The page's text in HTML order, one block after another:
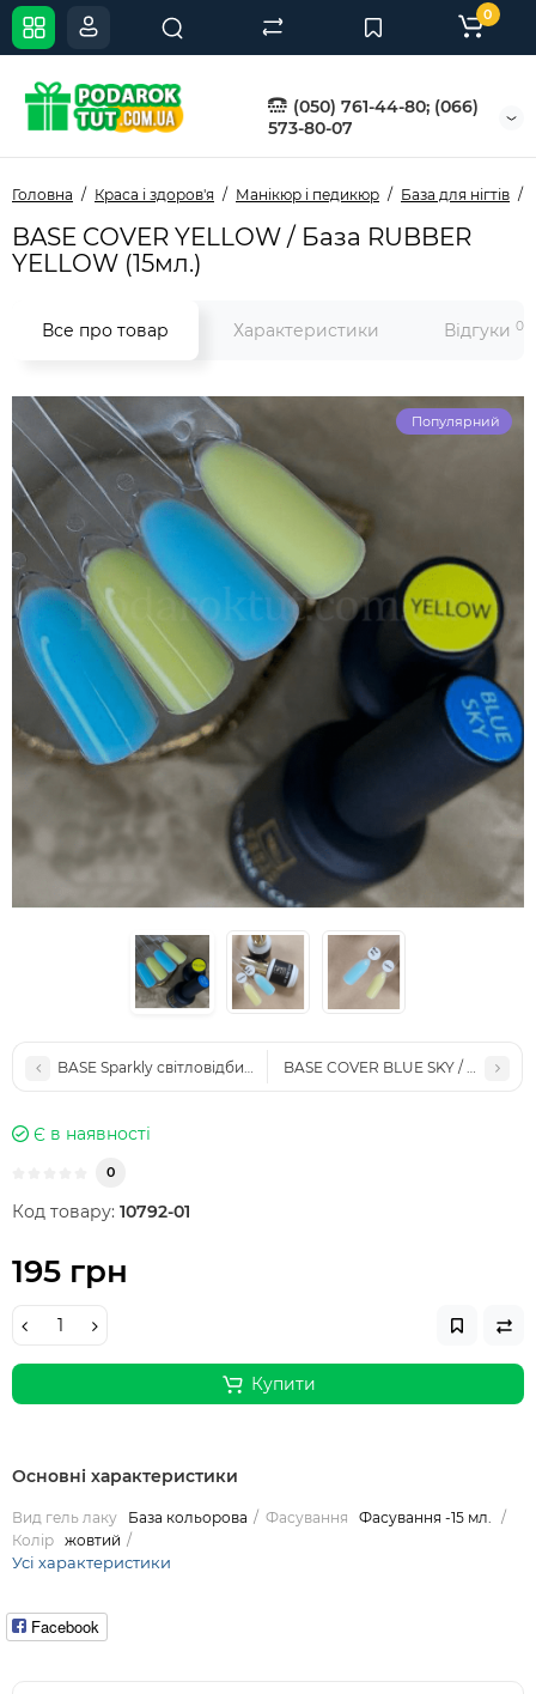
(050) 761-44-80; (066)
573-80-07
0
Головна Краса і здоров'я Манікюр і педикюр База для нігтів
BASE COVER YELLOW / База RUBBER
YELLOW (15мл.)
Все про товар Характеристики Відгуки 0
Популярний
BASE Sparkly світловідбиваюча RUBBER (15МЛ.)
BASE COVER BLUE SKY / База
Є в наявності
0
Код товару: 10792-01
195 грн
Купити
Основні характеристики
Вид гель лаку База кольорова Фасування
Фасування -15 мл.
Колір жовтий
Усі характеристики
Facebook